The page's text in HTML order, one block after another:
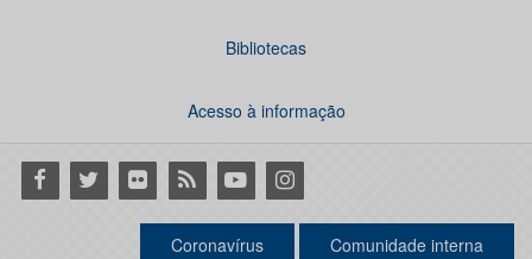
Bibliotecas
Acesso à informação
Facebook
Twitter Flickr RSS YoutubeInstagram
Coronavírus Comunidade interna